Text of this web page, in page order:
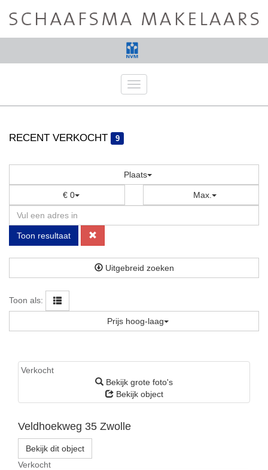
Navigatie
RECENT VERKOCHT 9
Plaats
€ 0 Max.
Toon resultaat
Uitgebreid zoeken
Toon als:
Prijs hoog-laag
Verkocht
Bekijk grote foto's
Bekijk object
Veldhoekweg 35 Zwolle
Bekijk dit object
Verkocht